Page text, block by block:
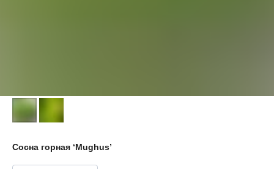
Сосна горная ‘Mughus’